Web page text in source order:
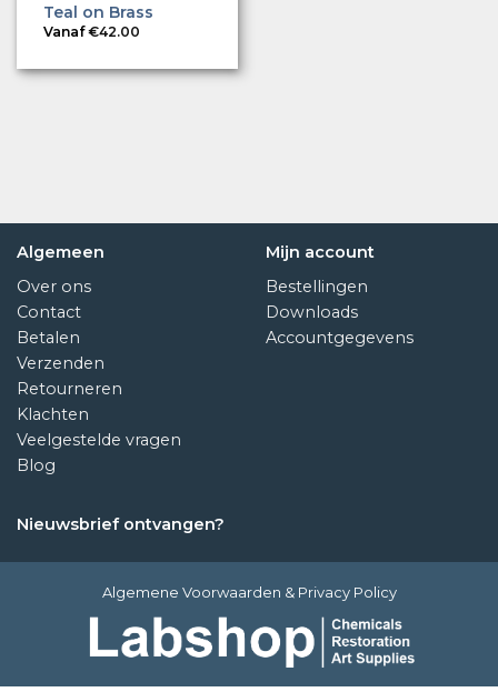
Teal on Brass
Vanaf €42.00
Algemeen
Over ons
Contact
Betalen
Verzenden
Retourneren
Klachten
Veelgestelde vragen
Blog
Mijn account
Bestellingen
Downloads
Accountgegevens
Nieuwsbrief ontvangen?
Algemene Voorwaarden & Privacy Policy